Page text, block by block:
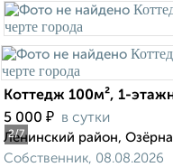
2/7
Коттедж 100м², 1-
5 000 ₽ в сутки
Ленинский район,
Собственник, 08.08.2026